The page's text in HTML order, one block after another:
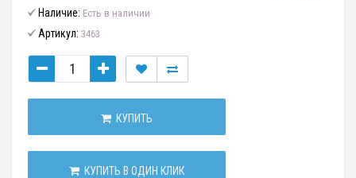
Наличие: Есть в наличии
Артикул: 3463
КУПИТЬ
КУПИТЬ В ОДИН КЛИК